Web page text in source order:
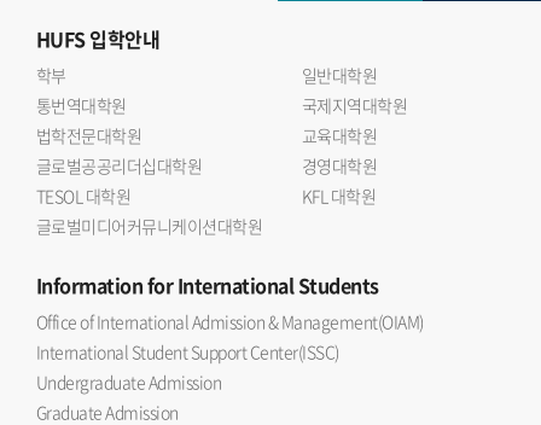
HUFS입학안내
학부
일반대학원
통번역대학원
국제지역대학원
법학전문대학원
교육대학원
글로벌공공리더십대학원
경영대학원
TESOL 대학원
KFL 대학원
글로벌미디어커뮤니케이션대학원
Informationfor International Students
Office of International Admission & Management(OIAM)
International Student Support Center(ISSC)
Undergraduate Admission
Graduate Admission